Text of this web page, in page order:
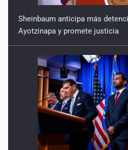
9 de Julio de 2026
Y no se enoje con el FBI
9 de Julio de 2026
Lo que quedó del mundial
8 de Julio de 2026
Hombre es investigado por ser
feminicidio de su madre
7 de Julio de 2026
Sheinbaum anticipa más
Ayotzinapa y promete justicia